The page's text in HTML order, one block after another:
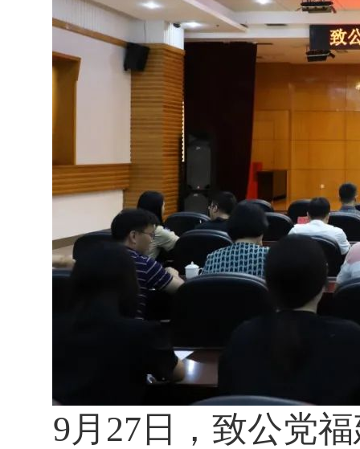
9月27日，致公党